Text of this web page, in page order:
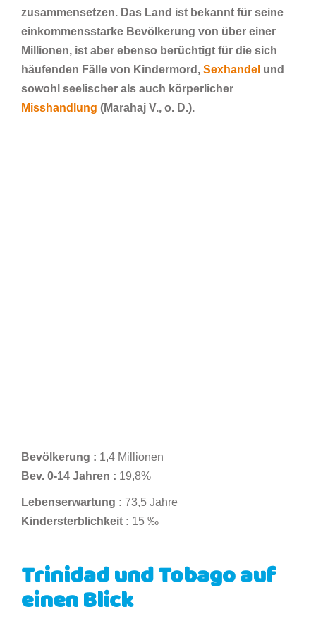
zusammensetzen. Das Land ist bekannt für seine
einkommensstarke Bevölkerung von über einer
Millionen, ist aber ebenso berüchtigt für die sich
häufenden Fälle von Kindermord, Sexhandel und
sowohl seelischer als auch körperlicher
Misshandlung (Marahaj V., o. D.).
Bevölkerung : 1,4 Millionen
Bev. 0-14 Jahren : 19,8%
Lebenserwartung : 73,5 Jahre
Kindersterblichkeit : 15 ‰
Trinidad und Tobago auf
einen Blick